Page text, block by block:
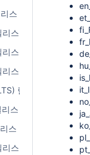
스 노트
스 노트
스 노트
스 노트
릴리스 노트
스 노트
스 노트
스 노트